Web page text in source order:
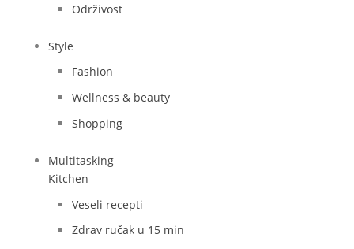
Održivost
Style
Fashion
Wellness & beauty
Shopping
Multitasking
Kitchen
Veseli recepti
Zdrav ručak u 15 min